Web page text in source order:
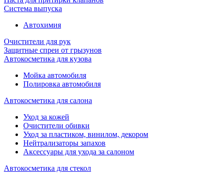
Система выпуска
Автохимия
Очистители для рук
Защитные спреи от грызунов
Автокосметика для кузова
Мойка автомобиля
Полировка автомобиля
Автокосметика для салона
Уход за кожей
Очистители обивки
Уход за пластиком, винилом, декором
Нейтрализаторы запахов
Аксессуары для ухода за салоном
Автокосметика для стекол